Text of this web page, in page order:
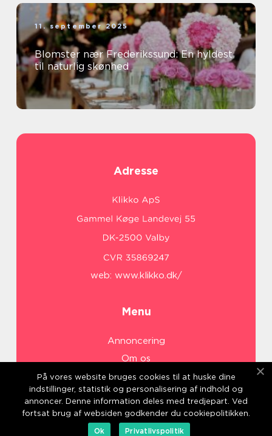
11. september 2025
Blomster nær Frederikssund: En hyldest
til naturlig skønhed
Adresse
web: www.klikko.dk/
Menu
Annoncering
Om os
Cookies
Kontakt os
Sitemap
På vores website bruges cookies til at huske dine
indstillinger, statistik og personalisering af indhold og
annoncer. Denne information deles med tredjepart. Ved
fortsat brug af websiden godkender du cookiepolitikken.
Ok
Privatlivspolitik